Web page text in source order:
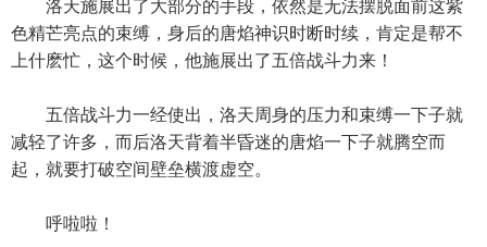
洛天施展出了大部分的手段，依然是无法摆脱面前这紫
色精芒亮点的束缚，身后的唐焰神识时断时续，肯定是帮不
上什麽忙，这个时候，他施展出了五倍战斗力来！
五倍战斗力一经使出，洛天周身的压力和束缚一下子就
减轻了许多，而后洛天背着半昏迷的唐焰一下子就腾空而
起，就要打破空间壁垒横渡虚空。
呼啦啦！